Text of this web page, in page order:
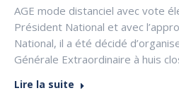
AGE mode distanciel avec vote
Président National et avec
National, il a été décidé
Générale Extraordinaire à huis
Lire la suite